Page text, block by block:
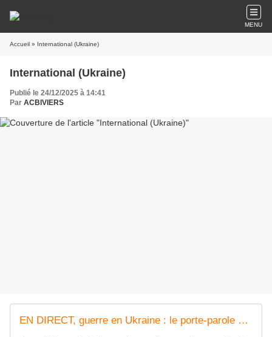
MENU
Accueil » International (Ukraine)
International (Ukraine)
Publié le 24/12/2025 à 14:41
Par ACBIVIERS
EN DIRECT, guerre en Ukraine : le porte-parole du Kremlin refuse de commenter le plan de paix américain présenté par Volodymyr Zelensky